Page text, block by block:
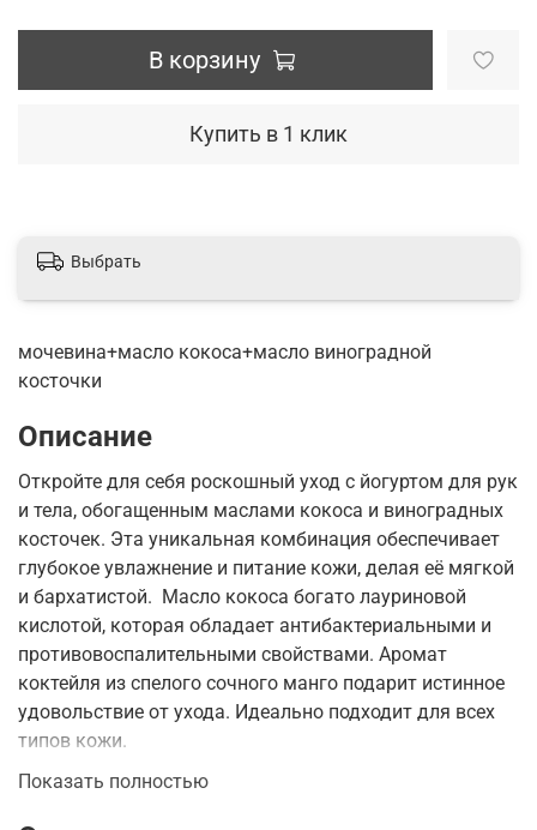
В корзину
Купить в 1 клик
Выбрать
мочевина+масло кокоса+масло виноградной
косточки
Описание
Откройте для себя роскошный уход с йогуртом для рук
и тела, обогащенным маслами кокоса и виноградных
косточек. Эта уникальная комбинация обеспечивает
глубокое увлажнение и питание кожи, делая её мягкой
и бархатистой. Масло кокоса богато лауриновой
кислотой, которая обладает антибактериальными и
противовоспалительными свойствами. Аромат
коктейля из спелого сочного манго подарит истинное
удовольствие от ухода. Идеально подходит для всех
типов кожи.
Состав: Aqua, Potassium Cetyl Phosphate, Glyceryl
Показать полностью